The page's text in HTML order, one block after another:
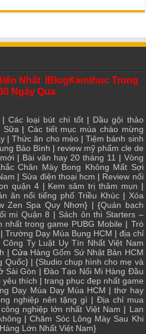
Nhất IBlogKienthuc Trong
Ngày Qua
| Các loại bút chì tốt| Dầu gội thảo
Sữa | Các tiết mục múa chào mừng
|Thức ăn cho mèo|Tiệm bánh sinh
Bảo Bình | review mỹ phẩm cle de
| Bài văn hay 20 tháng 11 | Vòng
Chân Mày Bong Không Mất Sợi
| Sửa điện thoại hcm | Review nối
quận 4| Kem sâm trị thâm mụn |
ăn nổi tiếng phố Triều Khúc| Xóa
Zen Spa Quy Nhơn} | {Quán bạch
mi Quận 8 | Sách ôn thi Starters –
nhất trong game PUBG Mobile | Trò
| Trường Dạy Múa Bụng HCM | địa chỉ
Công Ty Luật Uy Tín Nhất Việt Nam
| Cửa Hàng Gốm Sứ Nhật Bản HCM
Quốc} | {Studio chụp hình cho mẹ và
Sài Gòn |Đào Tạo Nối Mi Hàng Đầu
yêu thích | trang phục đẹp nhất game
Dạy Múa Dạy Múa HCM |thơ hay
nghiệp nên tặng gì | Địa chỉ mua
nghiệp lớn nhất Việt Nam | Lan
|Chăm Sóc Lông Mày Sau Khi
Lớn Nhất Việt Nam}